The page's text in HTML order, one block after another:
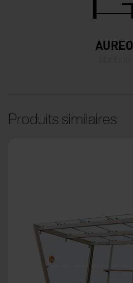
AUREO
Produits similaires